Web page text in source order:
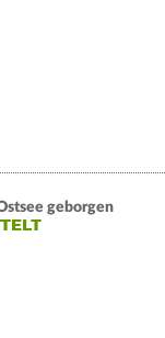
geborgen